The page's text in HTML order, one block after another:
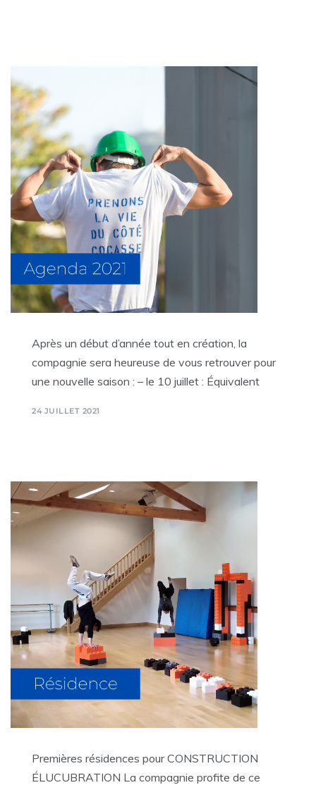
Après un début d’année tout en création, la
compagnie sera heureuse de vous retrouver pour
une nouvelle saison : – le 10 juillet : Équivalent
24 JUILLET 2021
Premières résidences pour CONSTRUCTION
ÉLUCUBRATION La compagnie profite de ce